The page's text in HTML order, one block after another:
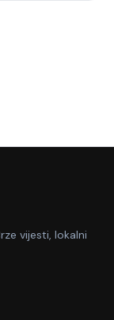
vijesti, lokalni